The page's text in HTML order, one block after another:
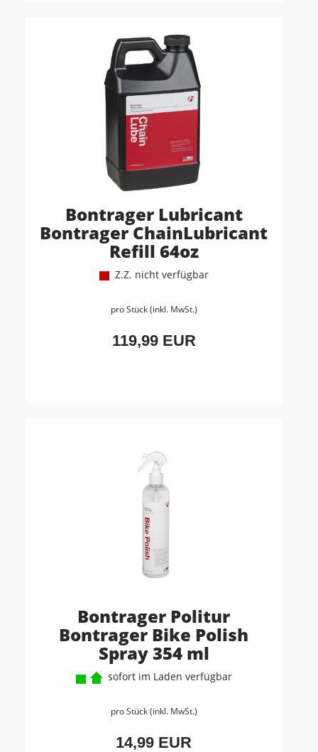
Bontrager Lubricant
Bontrager ChainLubricant
Refill 64oz
Z.Z. nicht verfügbar
pro Stück (inkl. MwSt.)
119,99 EUR
Bontrager Politur
Bontrager Bike Polish
Spray 354 ml
sofort im Laden verfügbar
pro Stück (inkl. MwSt.)
14,99 EUR